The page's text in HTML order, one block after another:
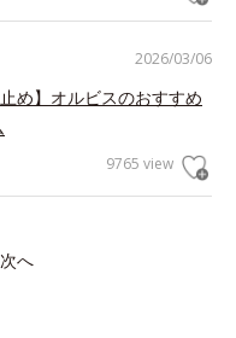
2026/03/06
め】オルビスのおすすめ
9765 view
次へ